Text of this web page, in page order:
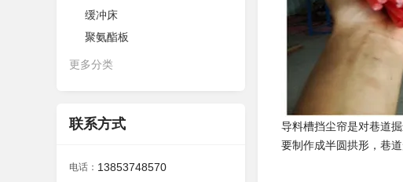
缓冲床
聚氨酯板
更多分类
联系方式
电话： 13853748570
导料槽挡尘帘是对巷道
要制作成半圆拱形，巷